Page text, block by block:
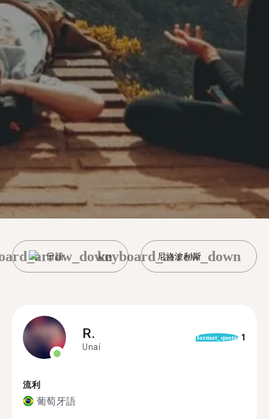
日語 尼洛波利斯
keyboard_arrow_down
R.
Unaí
format_quote 1
流利
葡萄牙語